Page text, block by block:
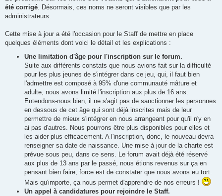
été corrigé. Désormais, ces noms ne seront visibles que par les
administrateurs.
Cette mise à jour a été l'occasion pour le Staff de mettre en place
quelques éléments dont voici le détail et les explications :
Une limitation d'âge pour l'inscription sur le forum.
Suite aux différents constats que nous avions fait sur la difficulté
pour les plus jeunes de s'intégrer dans ce jeu, qui, il faut bien
l'admettre est composé à 95% d'une communauté mâture et
adulte, nous avons limité l'inscription aux plus de 16 ans.
Entendons-nous bien, il ne s'agit pas de sanctionner les personnes
en dessous de cet âge qui sont déjà inscrites mais de leur
permettre de mieux s'intégrer en nous arrangeant pour qu'il n'y en
ai pas d'autres. Nous pourrons être plus disponibles pour elles et
les aider plus efficacement. A l'inscription, donc, le nouveau devra
renseigner sa date de naissance. Une mise à jour de la charte est
prévue sous peu, dans ce sens. Le forum avait déjà été réservé
aux plus de 13 ans par le passé, nous étions revenus sur ça en
pensant bien faire, force est de constater que nous avons eu tort.
Mais qu'importe, ça nous permet d'apprendre de nos erreurs !
Un appel à candidatures pour rejoindre le Staff.